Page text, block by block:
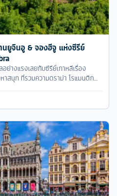
ยูจินอู & จองฮีจู แห่งซีรีย์
ย่างแรงเลยกับซีรีย์เกาหลีเรื่อง
สนุก ที่รวมความดราม่า โรแมนติก
ครั้งแรก